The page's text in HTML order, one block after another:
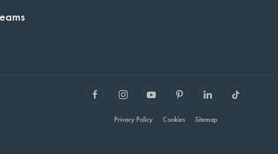
Privacy Policy Cookies Sitemap